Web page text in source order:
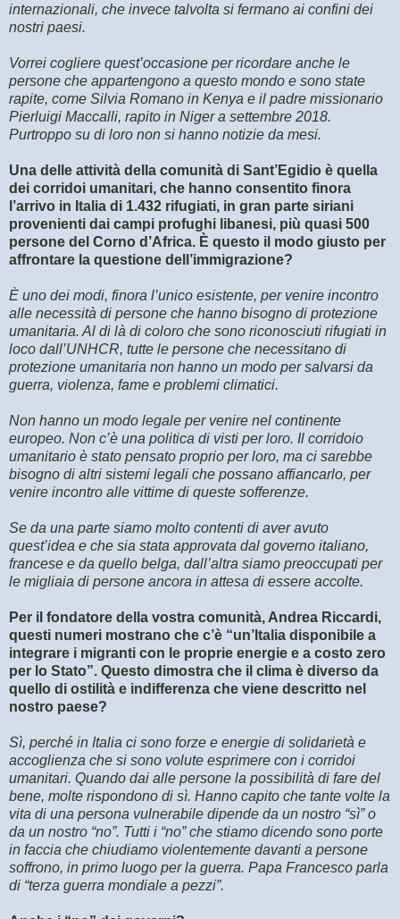
internazionali, che invece talvolta si fermano ai confini dei
nostri paesi.
Vorrei cogliere quest’occasione per ricordare anche le
persone che appartengono a questo mondo e sono state
rapite, come Silvia Romano in Kenya e il padre missionario
Pierluigi Maccalli, rapito in Niger a settembre 2018.
Purtroppo su di loro non si hanno notizie da mesi.
Una delle attività della comunità di Sant’Egidio è quella
dei corridoi umanitari, che hanno consentito finora
l’arrivo in Italia di 1.432 rifugiati, in gran parte siriani
provenienti dai campi profughi libanesi, più quasi 500
persone del Corno d’Africa. È questo il modo giusto per
affrontare la questione dell’immigrazione?
È uno dei modi, finora l’unico esistente, per venire incontro
alle necessità di persone che hanno bisogno di protezione
umanitaria. Al di là di coloro che sono riconosciuti rifugiati in
loco dall’UNHCR, tutte le persone che necessitano di
protezione umanitaria non hanno un modo per salvarsi da
guerra, violenza, fame e problemi climatici.
Non hanno un modo legale per venire nel continente
europeo. Non c’è una politica di visti per loro. Il corridoio
umanitario è stato pensato proprio per loro, ma ci sarebbe
bisogno di altri sistemi legali che possano affiancarlo, per
venire incontro alle vittime di queste sofferenze.
Se da una parte siamo molto contenti di aver avuto
quest’idea e che sia stata approvata dal governo italiano,
francese e da quello belga, dall’altra siamo preoccupati per
le migliaia di persone ancora in attesa di essere accolte.
Per il fondatore della vostra comunità, Andrea Riccardi,
questi numeri mostrano che c’è “un’Italia disponibile a
integrare i migranti con le proprie energie e a costo zero
per lo Stato”. Questo dimostra che il clima è diverso da
quello di ostilità e indifferenza che viene descritto nel
nostro paese?
Sì, perché in Italia ci sono forze e energie di solidarietà e
accoglienza che si sono volute esprimere con i corridoi
umanitari. Quando dai alle persone la possibilità di fare del
bene, molte rispondono di sì. Hanno capito che tante volte la
vita di una persona vulnerabile dipende da un nostro “sì” o
da un nostro “no”. Tutti i “no” che stiamo dicendo sono porte
in faccia che chiudiamo violentemente davanti a persone
soffrono, in primo luogo per la guerra. Papa Francesco parla
di “terza guerra mondiale a pezzi”.